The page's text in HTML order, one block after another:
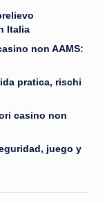
Italia
non AAMS:
pratica, rischi
casino non
juego y